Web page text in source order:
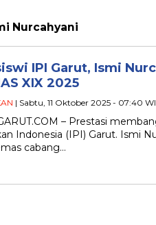
Nurcahyani
IPI Garut, Ismi
XIX 2025
| Sabtu, 11 Oktober 2025 - 07:40
– Prestasi
Indonesia (IPI) Garut. Ismi
cabang…